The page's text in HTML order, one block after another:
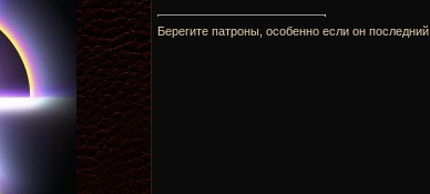
Берегите патроны, особенно если он последний.